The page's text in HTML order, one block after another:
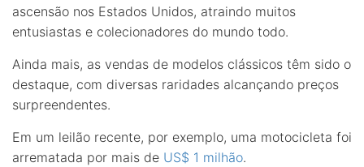
ascensão nos Estados Unidos, atraindo muitos
entusiastas e colecionadores do mundo todo.
Ainda mais, as vendas de modelos clássicos têm sido o
destaque, com diversas raridades alcançando preços
surpreendentes.
Em um leilão recente, por exemplo, uma motocicleta foi
arrematada por mais de US$ 1 milhão.